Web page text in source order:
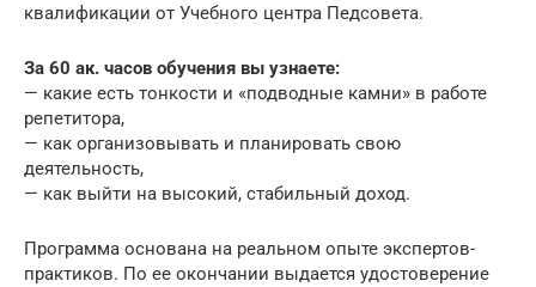
квалификации от Учебного центра Педсовета.
За 60 ак. часов обучения вы узнаете:
— какие есть тонкости и «подводные камни» в работе
репетитора,
— как организовывать и планировать свою
деятельность,
— как выйти на высокий, стабильный доход.
Программа основана на реальном опыте экспертов-
практиков. По ее окончании выдается удостоверение